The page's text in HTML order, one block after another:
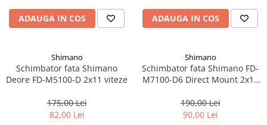
Aparatori noroi bicicleta
Suport bicicleta
Computer bicicleta
Anvelopa bicicleta
ADAUGA IN COS ADAUGA IN COS
Shimano
Schimbator fata Shimano
Deore FD-M5100-D 2x11 viteze
175,00 Lei
82,00 Lei
Shimano
Schimbator fata Shimano FD-
M7100-D6 Direct Mount 2x12
190,00 Lei
90,00 Lei